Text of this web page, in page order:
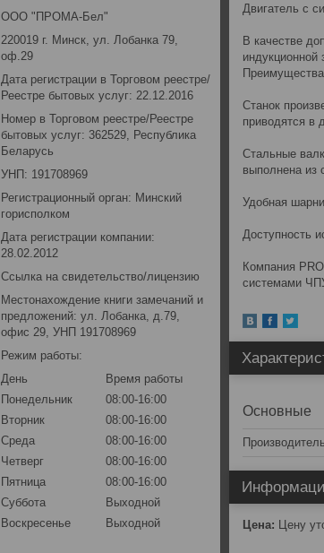
Двигатель с
В качестве
индукционной
Преимущества
Станок
приводятся в
Стальные
выполнена из
Удобная
Доступность
Компания
системами
Основные
Производитель
Цена: Цену
ООО "ПРОМА-Бел"
220019 г. Минск, ул. Лобанка 79,
оф.29
Дата регистрации в Торговом реестре/
Реестре бытовых услуг: 22.12.2016
Номер в Торговом реестре/Реестре
бытовых услуг: 362529, Республика
Беларусь
УНП: 191708969
Регистрационный орган: Минский
горисполком
Дата регистрации компании:
28.02.2012
Ссылка на свидетельство/лицензию
Местонахождение книги замечаний и
предложений: ул. Лобанка, д.79,
офис 29, УНП 191708969
Режим работы:
День
Время работы
Понедельник
08:00-16:00
Вторник
08:00-16:00
Среда
08:00-16:00
Четверг
08:00-16:00
Пятница
08:00-16:00
Суббота
Выходной
Воскресенье
Выходной